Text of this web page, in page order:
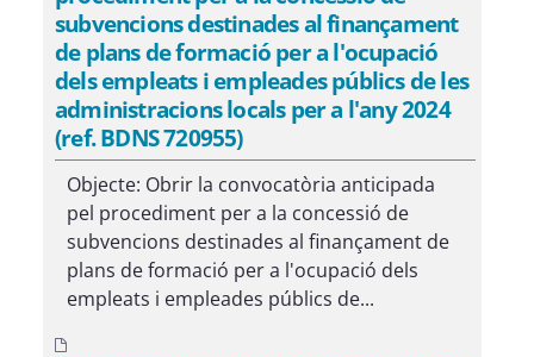
subvencions destinades al finançament
de plans de formació per a l'ocupació
dels empleats i empleades públics de les
administracions locals per a l'any 2024
(ref. BDNS 720955)
Objecte: Obrir la convocatòria anticipada
pel procediment per a la concessió de
subvencions destinades al finançament de
plans de formació per a l'ocupació dels
empleats i empleades públics de...